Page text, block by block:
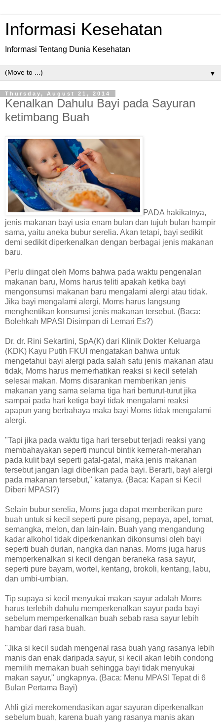
Informasi Kesehatan
Informasi Tentang Dunia Kesehatan
▼
Thursday, August 21, 2014
Kenalkan Dahulu Bayi pada Sayuran
ketimbang Buah
PADA hakikatnya,
jenis makanan bayi usia enam bulan dan tujuh bulan hampir
sama, yaitu aneka bubur serelia. Akan tetapi, bayi sedikit
demi sedikit diperkenalkan dengan berbagai jenis makanan
baru.
Perlu diingat oleh Moms bahwa pada waktu pengenalan
makanan baru, Moms harus teliti apakah ketika bayi
mengonsumsi makanan baru mengalami alergi atau tidak.
Jika bayi mengalami alergi, Moms harus langsung
menghentikan konsumsi jenis makanan tersebut. (Baca:
Bolehkah MPASI Disimpan di Lemari Es?)
Dr. dr. Rini Sekartini, SpA(K) dari Klinik Dokter Keluarga
(KDK) Kayu Putih FKUI mengatakan bahwa untuk
mengetahui bayi alergi pada salah satu jenis makanan atau
tidak, Moms harus memerhatikan reaksi si kecil setelah
selesai makan. Moms disarankan memberikan jenis
makanan yang sama selama tiga hari berturut-turut jika
sampai pada hari ketiga bayi tidak mengalami reaksi
apapun yang berbahaya maka bayi Moms tidak mengalami
alergi.
"Tapi jika pada waktu tiga hari tersebut terjadi reaksi yang
membahayakan seperti muncul bintik kemerah-merahan
pada kulit bayi seperti gatal-gatal, maka jenis makanan
tersebut jangan lagi diberikan pada bayi. Berarti, bayi alergi
pada makanan tersebut," katanya. (Baca: Kapan si Kecil
Diberi MPASI?)
Selain bubur serelia, Moms juga dapat memberikan pure
buah untuk si kecil seperti pure pisang, pepaya, apel, tomat,
semangka, melon, dan lain-lain. Buah yang mengandung
kadar alkohol tidak diperkenankan dikonsumsi oleh bayi
seperti buah durian, nangka dan nanas. Moms juga harus
memperkenalkan si kecil dengan beraneka rasa sayur,
seperti pure bayam, wortel, kentang, brokoli, kentang, labu,
dan umbi-umbian.
Tip supaya si kecil menyukai makan sayur adalah Moms
harus terlebih dahulu memperkenalkan sayur pada bayi
sebelum memperkenalkan buah sebab rasa sayur lebih
hambar dari rasa buah.
"Jika si kecil sudah mengenal rasa buah yang rasanya lebih
manis dan enak daripada sayur, si kecil akan lebih condong
memilih memakan buah sehingga bayi tidak menyukai
makan sayur," ungkapnya. (Baca: Menu MPASI Tepat di 6
Bulan Pertama Bayi)
Ahli gizi merekomendasikan agar sayuran diperkenalkan
sebelum buah, karena buah yang rasanya manis akan